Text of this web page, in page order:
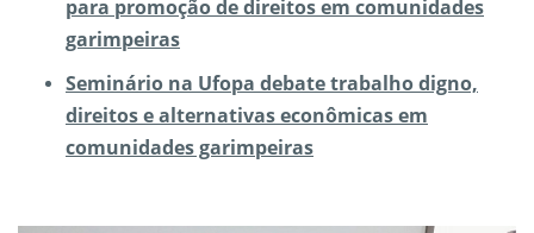
para promoção de direitos em comunidades
garimpeiras
Seminário na Ufopa debate trabalho digno,
direitos e alternativas econômicas em
comunidades garimpeiras